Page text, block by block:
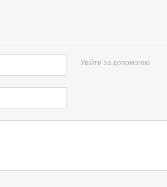
Увійти за допомогою